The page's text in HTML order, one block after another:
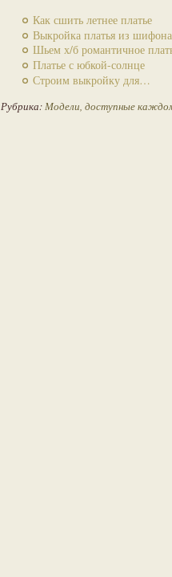
Как сшить летнее платье
Выкройка платья из шифона
Шьем х/б романтичное
Платье с юбкой-солнце
Строим выкройку для…
Рубрика:Модели, доступные